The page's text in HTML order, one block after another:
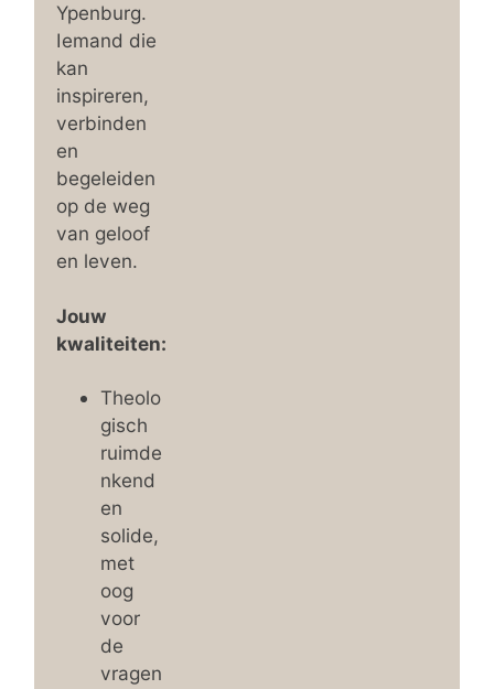
Ypenburg.
Iemand die
kan
inspireren,
verbinden
en
begeleiden
op de weg
van geloof
en leven.
Jouw
kwaliteiten:
Theolo
gisch
ruimde
nkend
en
solide,
met
oog
voor
de
vragen